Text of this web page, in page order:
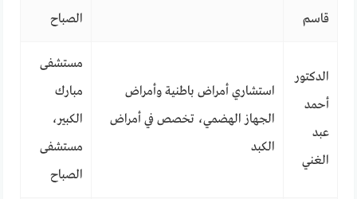
قاسم
الصباح
الدكتور
أحمد
عبد
الغني
استشاري أمراض باطنية وأمراض
الجهاز الهضمي، تخصص في أمراض
الكبد
مستشفى
مبارك
الكبير،
مستشفى
الصباح